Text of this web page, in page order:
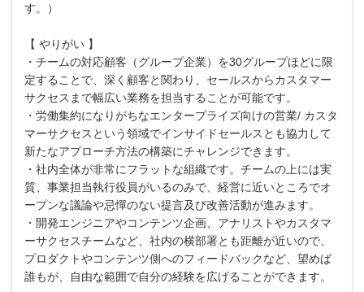
す。）
【 やりがい 】
・チームの対応顧客（グループ企業）を30グループほどに限
定することで、深く顧客と関わり、セールスからカスタマー
サクセスまで幅広い業務を担当することが可能です。
・労働集約になりがちなエンタープライズ向けの営業/ カスタ
マーサクセスという領域でインサイドセールスとも協力して
新たなアプローチ方法の構築にチャレンジできます。
・社内全体が非常にフラットな組織です。チームの上には実
質、事業担当執行役員がいるのみで、経営に近いところでオ
ープンな議論や忌憚のない提言及び改善活動が進みます。
・開発エンジニアやコンテンツ企画、アナリストやカスタマ
ーサクセスチームなど、社内の横部署とも距離が近いので、
プロダクトやコンテンツ側へのフィードバックなど、望めば
誰もが、自由な範囲で自分の経験を広げることができます。